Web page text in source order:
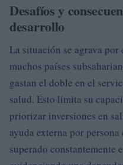
Desafíos y
desarrollo
La situación se agrava por
muchos países
gastan el doble en el
salud. Esto limita su
priorizar inversiones en
ayuda externa por
superado constantemente